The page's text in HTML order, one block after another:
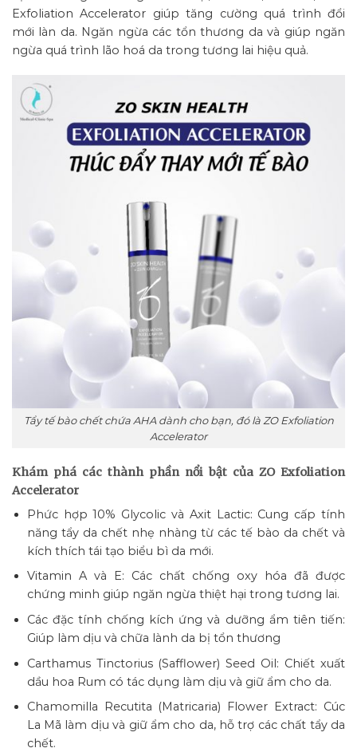
Exfoliation Accelerator giúp tăng cường quá trình đổi
mới làn da. Ngăn ngừa các tổn thương da và giúp ngăn
ngừa quá trình lão hoá da trong tương lai hiệu quả.
Tẩy tế bào chết chứa AHA dành cho bạn, đó là ZO Exfoliation
Accelerator
Khám phá các thành phần nổi bật của ZO Exfoliation
Accelerator
Phức hợp 10% Glycolic và Axit Lactic: Cung cấp tính
năng tẩy da chết nhẹ nhàng từ các tế bào da chết và
kích thích tái tạo biểu bì da mới.
Vitamin A và E: Các chất chống oxy hóa đã được
chứng minh giúp ngăn ngừa thiệt hại trong tương lai.
Các đặc tính chống kích ứng và dưỡng ẩm tiên tiến:
Giúp làm dịu và chữa lành da bị tổn thương
Carthamus Tinctorius (Safflower) Seed Oil: Chiết xuất
dầu hoa Rum có tác dụng làm dịu và giữ ẩm cho da.
Chamomilla Recutita (Matricaria) Flower Extract: Cúc
La Mã làm dịu và giữ ẩm cho da, hỗ trợ các chất tẩy da
chết.